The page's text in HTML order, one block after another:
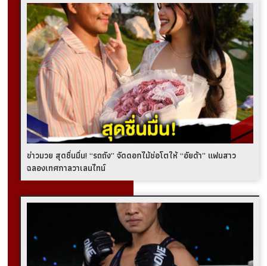
ข่าวมวย สุดชื่นมื่น! “รถถัง” จัดดอกไม้ช่อโตให้ “อัยด้า” แฟนสาว
ฉลองเทศกาลวาเลนไทน์